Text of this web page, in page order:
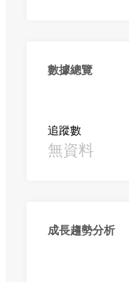
數據總覽
追蹤數
無資料
成長趨勢分析